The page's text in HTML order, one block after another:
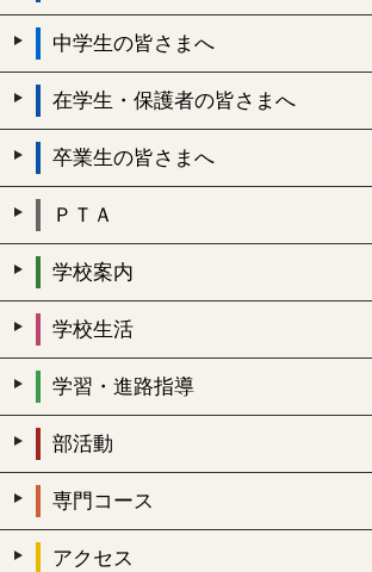
中学生の皆さまへ
在学生・保護者の皆さまへ
卒業生の皆さまへ
ＰＴＡ
学校案内
学校生活
学習・進路指導
部活動
専門コース
アクセス